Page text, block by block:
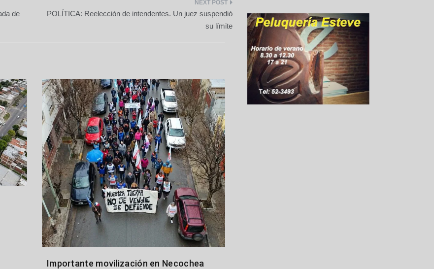
de
POLÍTICA: Reelección de intendentes. Un juez suspendió
su límite
Importante movilización en Necochea